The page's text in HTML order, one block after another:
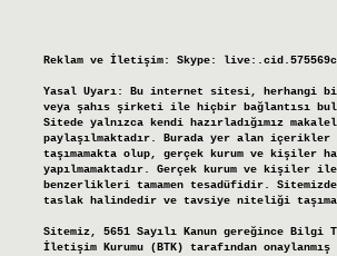
Reklam ve İletişim: Skype:
Yasal Uyarı:
Bu internet sitesi, herhangi bir
veya şahıs şirketi ile hiçbir bağlantısı
Sitede yalnızca kendi hazırladığımız
paylaşılmaktadır. Burada yer alan
taşımamakta olup, gerçek kurum ve kişiler
yapılmamaktadır. Gerçek kurum ve kişiler
benzerlikleri tamamen tesadüfidir.
taslak halindedir ve tavsiye niteliği
Sitemiz, 5651 Sayılı Kanun gereğince Bilgi
İletişim Kurumu (BTK) tarafından